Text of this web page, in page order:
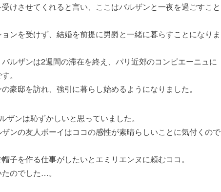
けさせてくれると言い、ここはバルザンと一夜を過ごすこと
ンを受けず、結婚を前提に男爵と一緒に暮らすことになりま
ルザンは2週間の滞在を終え、パリ近郊のコンピエーニュに
。
豪邸を訪れ、強引に暮らし始めるようになりました。
ンは恥ずかしいと思っていました。
ンの友人ボーイはココの感性が素晴らしいことに気付くので
子を作る仕事がしたいとエミリエンヌに頼むココ。
のでした…。